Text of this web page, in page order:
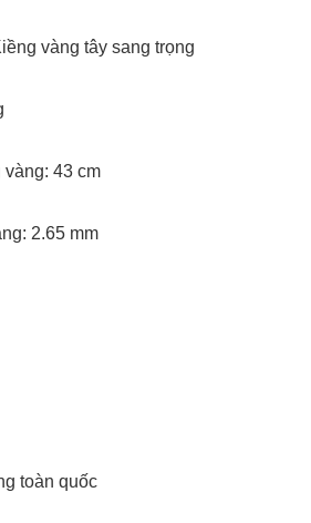
vàng tây sang trọng
43 cm
2.65 mm
toàn quốc